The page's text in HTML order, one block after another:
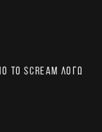
το Scream λόγω